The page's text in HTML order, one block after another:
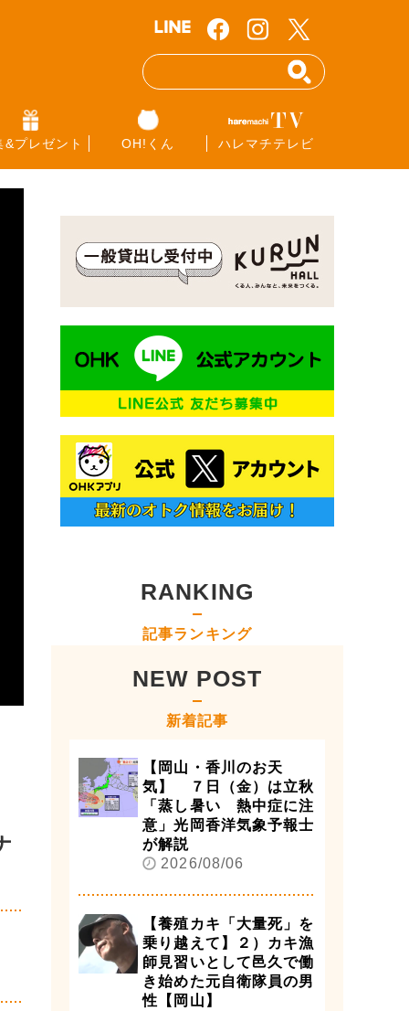
&プレゼント OH!くん ハレマチテレビ
RANKING
記事ランキング
NEW POST
新着記事
【岡山・香川のお天
気】 ７日（金）は立秋
「蒸し暑い 熱中症に注
意」光岡香洋気象予報士
が解説
2026/08/06
【養殖カキ「大量死」を
乗り越えて】２）カキ漁
師見習いとして邑久で働
き始めた元自衛隊員の男
性【岡山】